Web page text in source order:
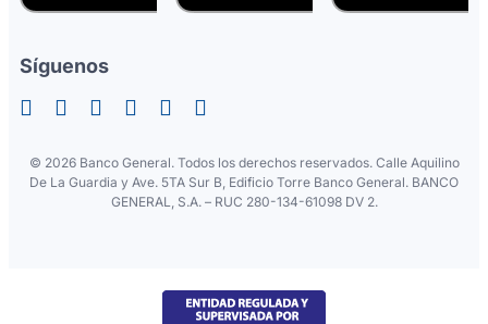
Síguenos
© 2026 Banco General. Todos los derechos reservados. Calle Aquilino
De La Guardia y Ave. 5TA Sur B, Edificio Torre Banco General. BANCO
GENERAL, S.A. – RUC 280-134-61098 DV 2.